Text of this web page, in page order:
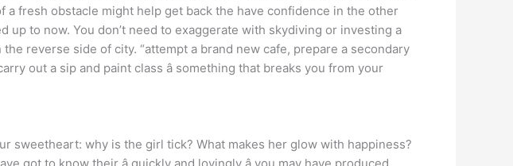
fresh obstacle might help get back the have confidence in the other
to now. You don’t need to exaggerate with skydiving or investing a
reverse side of city. “attempt a brand new cafe, prepare a secondary
out a sip and paint class â something that breaks you from your
sweetheart: why is the girl tick? What makes her glow with happiness?